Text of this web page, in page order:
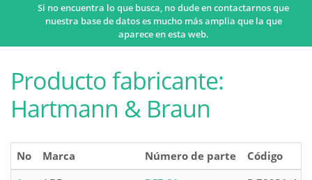
Si no encuentra lo que busca, no dude en contactarnos que
nuestra base de datos es mucho más amplia que la que
aparece en esta web.
Producto fabricante:
Hartmann & Braun
No Marca Número de parte
Código